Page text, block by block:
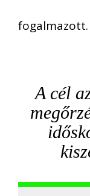
fogalmazott.
A cél